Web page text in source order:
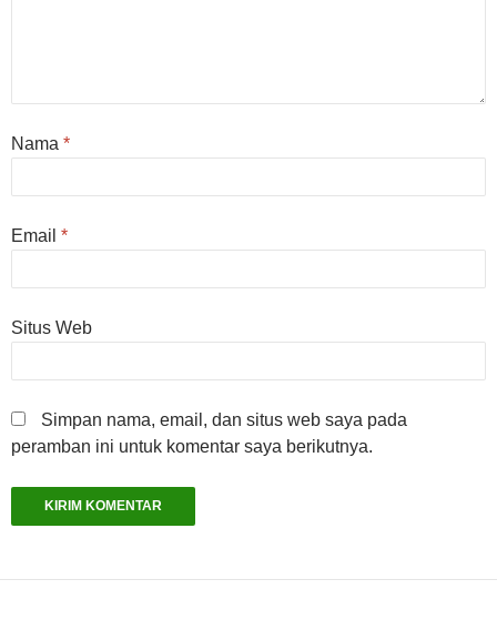
Nama *
Email *
Situs Web
Simpan nama, email, dan situs web saya pada
peramban ini untuk komentar saya berikutnya.